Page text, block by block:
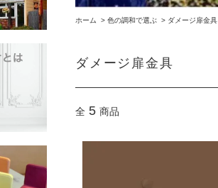
ホーム > 色の調和で選ぶ > ダメージ扉金具
ダメージ扉金具
全 5 商品